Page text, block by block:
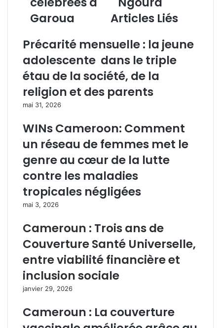
d
i
e
d
e
l
’
E
a
n
e
L
’
g
l
i
é
e
l
Garoua
d
u
i
o
n
d
’
:
e
s
t
f
c
i
d
o
Articles Liés
Précarité mensuelle : la jeune
adolescente dans le triple
étau de la société, de la
religion et des parents
mai 31, 2026
WINs Cameroon: Comment
un réseau de femmes met le
genre au cœur de la lutte
contre les maladies
tropicales négligées
mai 3, 2026
Cameroun : Trois ans de
Couverture Santé Universelle,
entre viabilité financière et
inclusion sociale
janvier 29, 2026
Cameroun : La couverture